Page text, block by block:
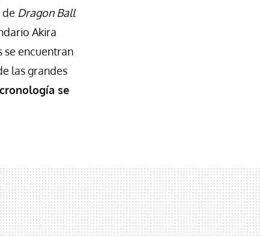
Dragon Ball
Akira
se encuentran
las grandes
se